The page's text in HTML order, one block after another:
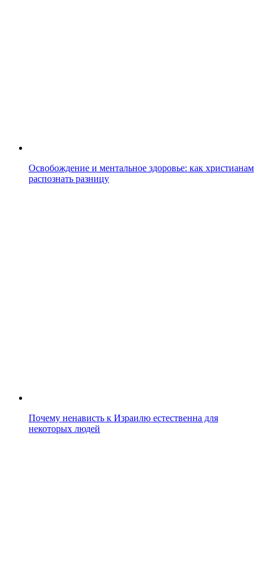
Освобождение и ментальное здоровье: как христианам
распознать разницу
Почему ненависть к Израилю естественна для
некоторых людей